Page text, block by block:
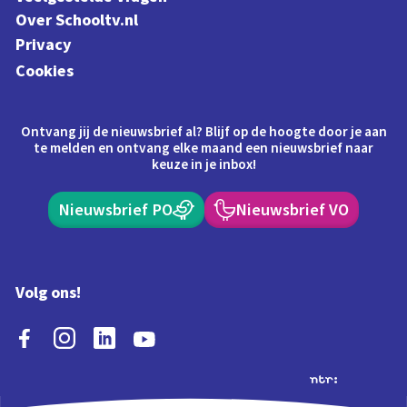
Over Schooltv.nl
Privacy
Cookies
Ontvang jij de nieuwsbrief al? Blijf op de hoogte door je aan
te melden en ontvang elke maand een nieuwsbrief naar
keuze in je inbox!
Nieuwsbrief PO Nieuwsbrief VO
Volg ons!